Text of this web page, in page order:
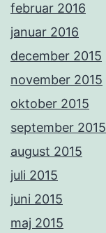
februar 2016
januar 2016
december 2015
november 2015
oktober 2015
september 2015
august 2015
juli 2015
juni 2015
maj 2015